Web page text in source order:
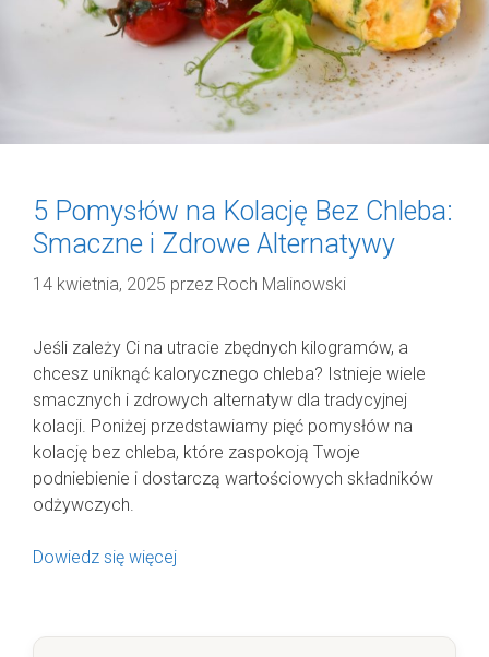
5 Pomysłów na Kolację Bez Chleba:
Smaczne i Zdrowe Alternatywy
14 kwietnia, 2025 przez Roch Malinowski
Jeśli zależy Ci na utracie zbędnych kilogramów, a
chcesz uniknąć kalorycznego chleba? Istnieje wiele
smacznych i zdrowych alternatyw dla tradycyjnej
kolacji. Poniżej przedstawiamy pięć pomysłów na
kolację bez chleba, które zaspokoją Twoje
podniebienie i dostarczą wartościowych składników
odżywczych.
Dowiedz się więcej